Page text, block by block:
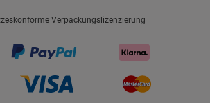
Verpackungslizenzierung